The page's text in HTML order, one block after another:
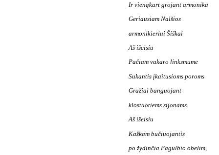
Ir vienąkart grojant armonika
Geriausiam Nalšios
armonikieriui Šiškai
Aš išeisiu
Pačiam vakaro linksmume
Sukantis įkaitusioms poroms
Gražiai banguojant
klostuotiems sijonams
Aš išeisiu
Kažkam bučiuojantis
po žydinčia Pagulbio obelim,